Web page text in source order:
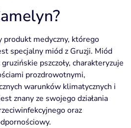
produkt medyczny, którego
specjalny miód z Gruzji. Miód
pszczoły, charakteryzuje
prozdrowotnymi,
warunków klimatycznych i
znany ze swojego działania
oraz